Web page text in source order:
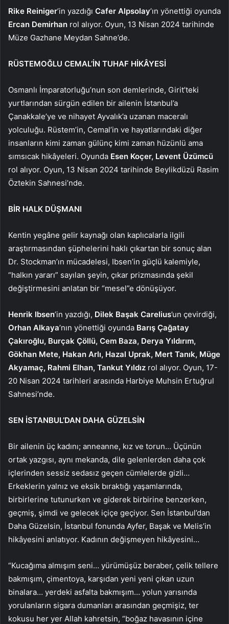
Rike Reiniger’in yazdığı Cafer Alpsolay’ın yönettiği oyunda
Ercan Demirhan rol alıyor. Oyun, 13 Nisan 2024 tarihinde
Müze Gazhane Meydan Sahne’de.
RÜSTEMOĞLU CEMAL’İN TUHAF HİKÂYESİ
Osmanlı İmparatorluğu’nun son demlerinde, Girit’teki
yurtlarından sürgün edilen bir ailenin İstanbul’a
Çanakkale’ye ve nihayet Ayvalık’a uzanan maceralı
yolculuğu. Rüstem’in, Cemal’in ve hayatlarındaki diğer
insanların kimi zaman gülünç kimi zaman hüzünlü ama
sımsıcak hikâyeleri. Oyunda Esen Koçer, Levent Üzümcü
rol alıyor. Oyun, 13 Nisan 2024 tarihinde Beylikdüzü Rasim
Öztekin Sahnesi’nde.
BİR HALK DÜŞMANI
Kentin yegâne gelir kaynağı olan kaplıcalarla ilgili
araştırmasından şüphelerini haklı çıkartan bir sonuç alan
Dr. Stockman’ın mücadelesi, Ibsen’in güçlü kalemiyle,
“halkın yararı” sayılan şeyin, çıkar prizmasında şekil
değiştirmesini anlatan bir “mesel”e dönüşüyor.
Henrik Ibsen’in yazdığı, Dilek Başak Carelius’un çevirdiği,
Orhan Alkaya’nın yönettiği oyunda Barış Çağatay
Çakıroğlu, Burçak Çöllü, Cem Baza, Derya Yıldırım,
Gökhan Mete, Hakan Arlı, Hazal Uprak, Mert Tanık, Müge
Akyamaç, Rahmi Elhan, Tankut Yıldız rol alıyor. Oyun, 17-
20 Nisan 2024 tarihleri arasında Harbiye Muhsin Ertuğrul
Sahnesi’nde.
SEN İSTANBUL’DAN DAHA GÜZELSİN
Bir ailenin üç kadını; anneanne, kız ve torun… Üçünün
ortak yazgısı, aynı mekanda, dile gelenlerden daha çok
içlerinden sessiz sedasız geçen cümlelerde gizli…
Erkeklerin yalnız ve eksik bıraktığı yaşamlarında,
birbirlerine tutunurken ve giderek birbirine benzerken,
geçmiş, şimdi ve gelecek içiçe geçiyor. Sen İstanbul’dan
Daha Güzelsin, İstanbul fonunda Ayfer, Başak ve Melis’in
hikâyesini anlatıyor. Kadının değişmeyen hikâyesini…
“Kucağıma almışım seni… yürümüşüz beraber, çelik tellere
bakmışım, çimentoya, karşıdan yeni yeni çıkan uzun
binalara… yerdeki asfalta bakmışım… yolun yarısında
yorulanların sigara dumanları arasından geçmişiz, ter
kokusu her yer Allah kahretsin, “boğaz havasının içine